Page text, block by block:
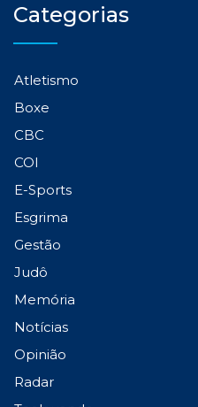
Categorias
Atletismo
Boxe
CBC
COI
E-Sports
Esgrima
Gestão
Judô
Memória
Notícias
Opinião
Radar